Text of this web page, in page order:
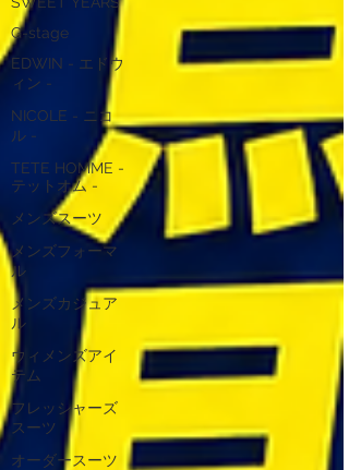
G-stage
EDWIN - エドウ
ィン -
NICOLE - ニコ
ル -
TETE HOMME -
テットオム -
メンズスーツ
メンズフォーマ
ル
メンズカジュア
ル
ウィメンズアイ
テム
フレッシャーズ
スーツ
オーダースーツ